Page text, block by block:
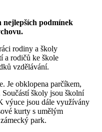
nejlepších podmínek
rodiny a školy
a rodičů ke škole
vzdělávání.
Je obklopena parčíkem,
školy jsou školní
výuce jsou dále využívány
kurty s umělým
park.